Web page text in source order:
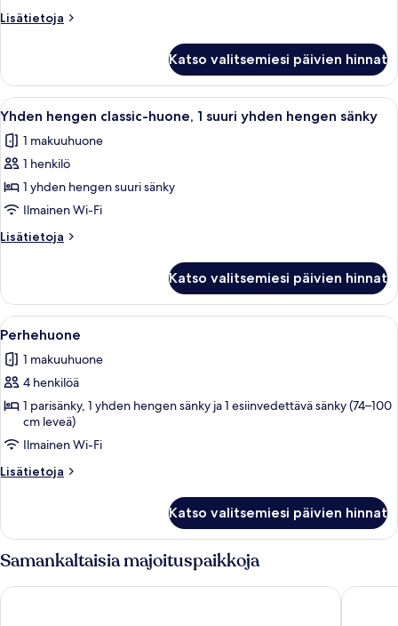
Lisätietoja
Lisätietoja
puutarhaan
Katso valitsemiesi päivien hinnat
Avaa
kaikki
huonetyypin
Yhden
hengen
classic-
huone,
1
yhden
hengen
sänky
kuvat
Hotellihuone, jossa on sänky,
5
Yhden hengen classic-huone, 1 suuri yhden hengen sänky
1 makuuhuone
1 henkilö
1 yhden hengen suuri sänky
Ilmainen Wi-Fi
Lisätietoja
Lisätietoja
classic-
huone,
1
yhden
hengen
Katso valitsemiesi päivien hinnat
Avaa
kaikki
huonetyypin
Perhehuone
kuvat
Hotellihuone, jossa on kaksi erillistä
1
Perhehuone
1 makuuhuone
4 henkilöä
1 parisänky, 1 yhden hengen sänky ja 1 esiinvedettävä sänky (74–100
cm leveä)
Ilmainen Wi-Fi
Lisätietoja
Lisätietoja
Katso valitsemiesi päivien hinnat
Samankaltaisia majoituspaikkoja
Hilton Garden Inn Stoke on Trent